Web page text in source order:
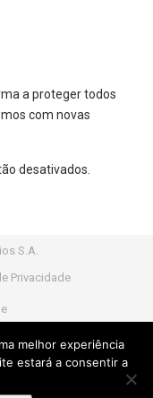
S.A.
Privacidade
a proteger todos
com novas
desativados.
1.021.700,00 Euros
2016 do IMTT
byPortocargo
melhor experiência
estará a consentir a